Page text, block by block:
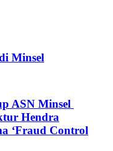
Minsel
ASN Minsel
Hendra
‘Fraud Control